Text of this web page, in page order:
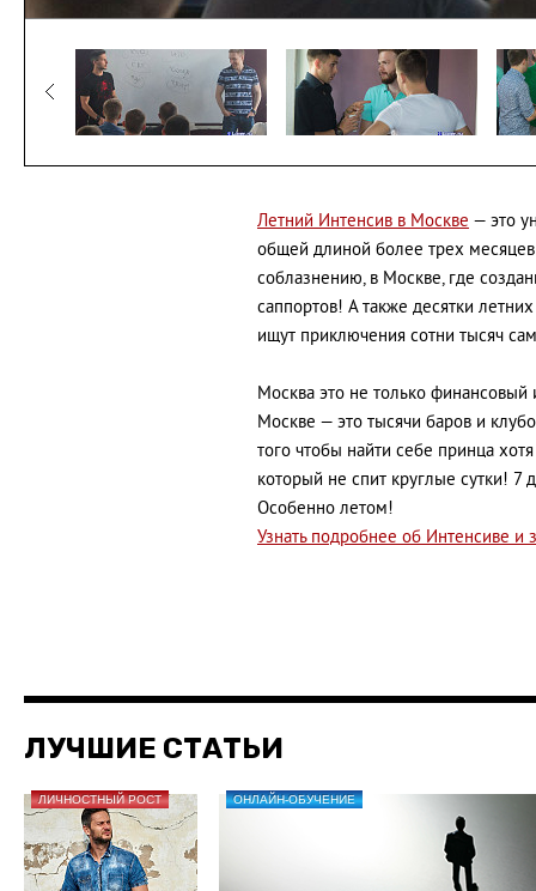
Летний Интенсив в Москве — это
общей длиной более трех
соблазнению, в Москве, где
саппортов! А также десятки
ищут приключения сотни тысяч
Москва это не только финансовый
Москве — это тысячи баров и
того чтобы найти себе принца
который не спит круглые сутки! 7
Особенно летом!
Узнать подробнее об Интенсиве и
ЛУЧШИЕ СТАТЬИ
ЛИЧНОСТНЫЙ РОСТ ОНЛАЙН-ОБУЧЕНИЕ